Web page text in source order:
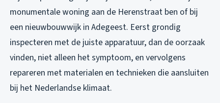
monumentale woning aan de Herenstraat ben of bij
een nieuwbouwwijk in Adegeest. Eerst grondig
inspecteren met de juiste apparatuur, dan de oorzaak
vinden, niet alleen het symptoom, en vervolgens
repareren met materialen en technieken die aansluiten
bij het Nederlandse klimaat.